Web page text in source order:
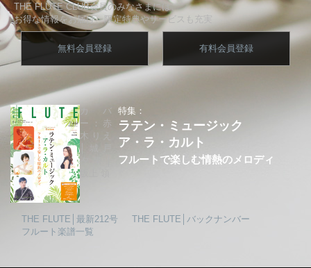
THE FLUTE CLUB会員のみなさまには、
お得な情報をお届け、限定特典やサービスも充実
無料会員登録 有料会員登録
特集：
ラテン・ミュージック
ア・ラ・カルト
フルートで楽しむ情熱のメロディ
カバ
ー：赤
木りえ
THE FLUTE│最新212号
THE FLUTE│バックナンバー
フルート楽譜一覧